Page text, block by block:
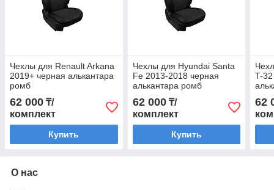
Чехлы для Renault Arkana
2019+ черная алькантара
ромб
62 000 ₸/
комплект
Купить
Чехлы для Hyundai Santa
Fe 2013-2018 черная
алькантара ромб
62 000₸/
комплект
Купить
T-
62
О нас